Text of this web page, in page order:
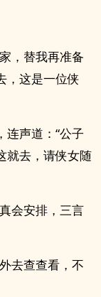
，替我再准备
，这是一位侠
连声道：“公子
就去，请侠女随
会安排，三言
去查查看，不